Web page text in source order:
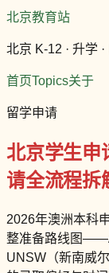
北京教育站
北京 K-12 · 升学
首页Topics关于
留学申请
北京学生申
请全流程拆
2026年澳洲本科
整准备路线图
UNSW（新南威